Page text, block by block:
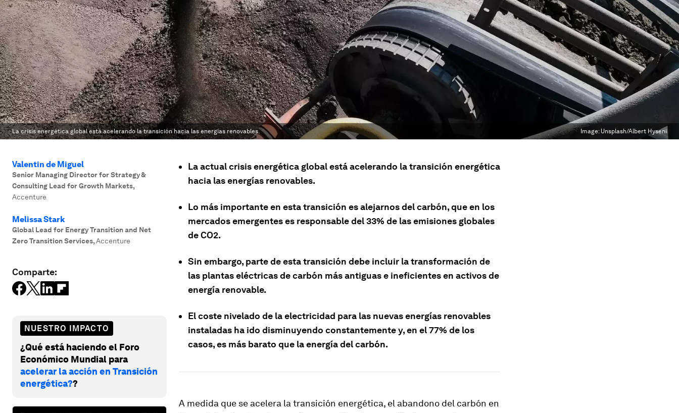
La crisis energética global está acelerando la transición hacia las energías renovables. Image: Unsplash/Albert Hyseni
Valentin de Miguel
Senior Managing Director for Strategy &
Consulting Lead for Growth Markets,
Accenture
Melissa Stark
Global Lead for Energy Transition and Net
Zero Transition Services,Accenture
Comparte:
NUESTRO IMPACTO
¿Qué está haciendo el Foro
Económico Mundial para
acelerar la acción en Transición
energética??
La actual crisis energética global está acelerando la transición energética
hacia las energías renovables.
Lo más importante en esta transición es alejarnos del carbón, que en los
mercados emergentes es responsable del 33% de las emisiones globales
de CO2.
Sin embargo, parte de esta transición debe incluir la transformación de
las plantas eléctricas de carbón más antiguas e ineficientes en activos de
energía renovable.
El coste nivelado de la electricidad para las nuevas energías renovables
instaladas ha ido disminuyendo constantemente y, en el 77% de los
casos, es más barato que la energía del carbón.
A medida que se acelera la transición energética, el abandono del carbón en